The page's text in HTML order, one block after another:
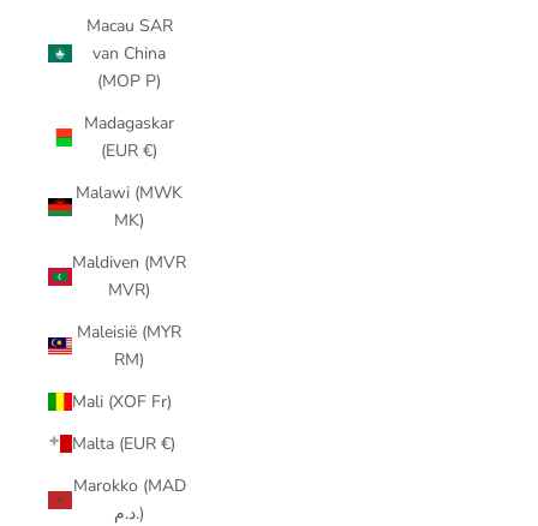
Macau SAR
van China
(MOP P)
Madagaskar
(EUR €)
Malawi (MWK
MK)
Maldiven (MVR
MVR)
Maleisië (MYR
RM)
Mali (XOF Fr)
Malta (EUR €)
Marokko (MAD
د.م.)